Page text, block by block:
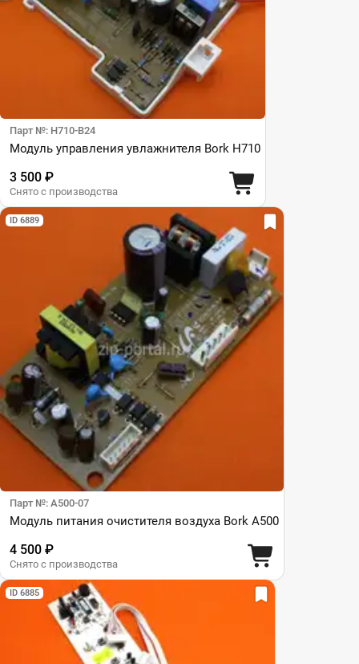
Парт №: H710-B24
Модуль управления увлажнителя Bork H710
3 500 ₽
Снято с производства
ID 6889
Парт №: A500-07
Модуль питания очистителя воздуха Bork A500
4 500 ₽
Снято с производства
ID 6885